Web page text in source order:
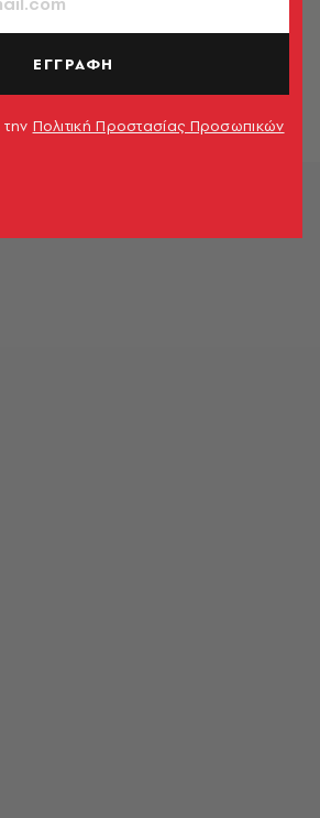
θέρμανσης: Ποιοι
λαμβάνουν χρήματα σήμερα
ΕΓΓΡΑΦΗ
Πολιτική Προστασίας Προσωπικών